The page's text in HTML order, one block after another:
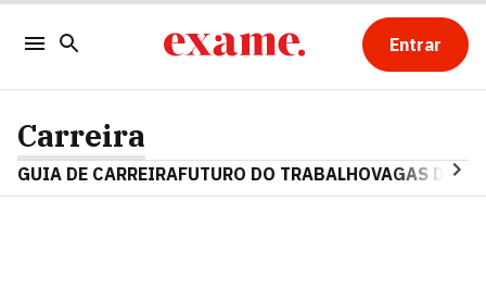
Entrar
Carreira
GUIA DE CARREIRAFUTURO DO TRABALHOVAGAS DE